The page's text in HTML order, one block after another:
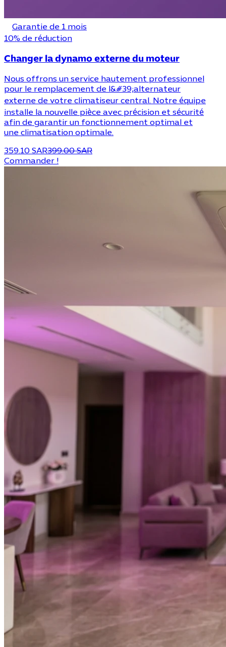
Garantie de 1 mois
10% de réduction
Changer la dynamo externe du moteur
Nous offrons un service hautement professionnel
pour le remplacement de l&#39;alternateur
externe de votre climatiseur central. Notre équipe
installe la nouvelle pièce avec précision et sécurité
afin de garantir un fonctionnement optimal et
une climatisation optimale.
359.10 SAR399.00 SAR
Commander !